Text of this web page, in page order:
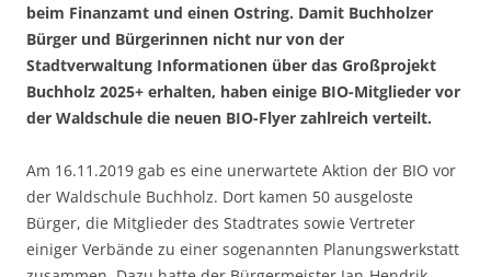
beim Finanzamt und einen Ostring. Damit Buchholzer
Bürger und Bürgerinnen nicht nur von der
Stadtverwaltung Informationen über das Großprojekt
Buchholz 2025+ erhalten, haben einige BIO-Mitglieder vor
der Waldschule die neuen BIO-Flyer zahlreich verteilt.
Am 16.11.2019 gab es eine unerwartete Aktion der BIO vor
der Waldschule Buchholz. Dort kamen 50 ausgeloste
Bürger, die Mitglieder des Stadtrates sowie Vertreter
einiger Verbände zu einer sogenannten Planungswerkstatt